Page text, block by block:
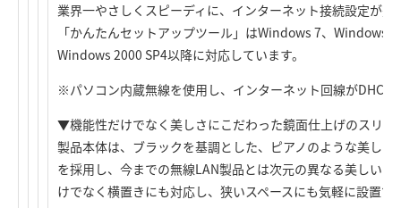
業界一やさしくスピーディに、インターネット接続設定が完
「かんたんセットアップツール」はWindows 7、Windows
Windows 2000 SP4以降に対応しています。
※パソコン内蔵無線を使用し、インターネット回線がDHCP
▼機能性だけでなく美しさにこだわった鏡面仕上げのスリム
製品本体は、ブラックを基調とした、ピアノのような美し
を採用し、今までの無線LAN製品とは次元の異なる美しい
けでなく横置きにも対応し、狭いスペースにも気軽に設置で